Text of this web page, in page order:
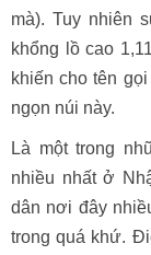
mà). Tuy nhiên
khổng lồ cao
khiến cho tên
ngọn núi này.
Là một trong
nhiều nhất ở
dân nơi đây
trong quá khứ.